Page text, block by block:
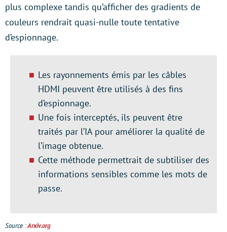
plus complexe tandis qu’afficher des gradients de
couleurs rendrait quasi-nulle toute tentative
d’espionnage.
Les rayonnements émis par les câbles
HDMI peuvent être utilisés à des fins
d’espionnage.
Une fois interceptés, ils peuvent être
traités par l’IA pour améliorer la qualité de
l’image obtenue.
Cette méthode permettrait de subtiliser des
informations sensibles comme les mots de
passe.
Source :Arxiv.org